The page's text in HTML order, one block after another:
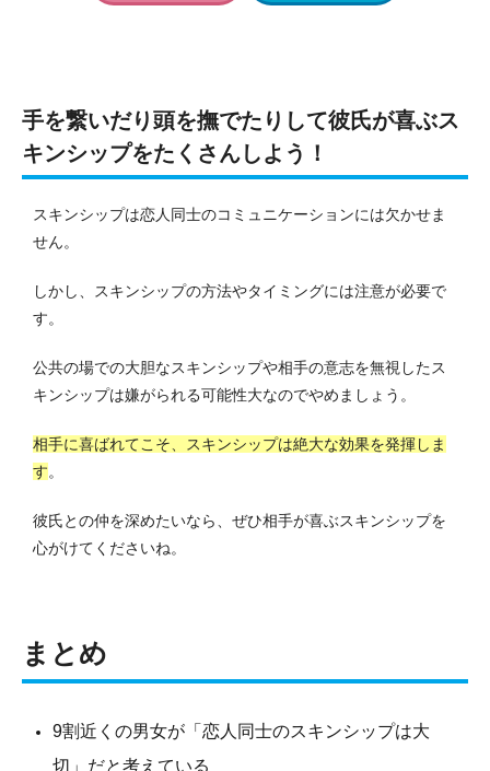
手を繋いだり頭を撫でたりして彼氏が喜ぶス
キンシップをたくさんしよう！
スキンシップは恋人同士のコミュニケーションには欠かせま
せん。
しかし、スキンシップの方法やタイミングには注意が必要で
す。
公共の場での大胆なスキンシップや相手の意志を無視したス
キンシップは嫌がられる可能性大なのでやめましょう。
相手に喜ばれてこそ、スキンシップは絶大な効果を発揮しま
す。
彼氏との仲を深めたいなら、ぜひ相手が喜ぶスキンシップを
心がけてくださいね。
まとめ
9割近くの男女が「恋人同士のスキンシップは大
切」だと考えている